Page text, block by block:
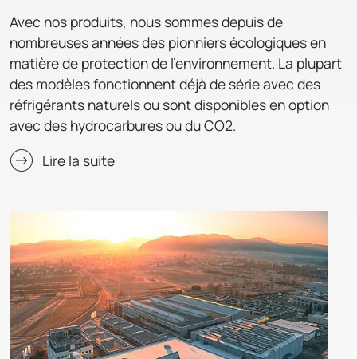
Avec nos produits, nous sommes depuis de
nombreuses années des pionniers écologiques en
matière de protection de l'environnement. La plupart
des modèles fonctionnent déjà de série avec des
réfrigérants naturels ou sont disponibles en option
avec des hydrocarbures ou du CO2.
Lire la suite